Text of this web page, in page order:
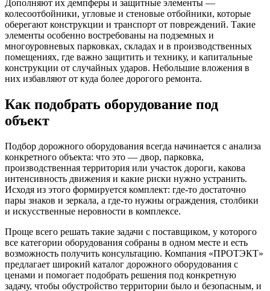
Дополняют их демпферы и защитные элементы —
колесоотбойники, угловые и стеновые отбойники, которые
оберегают конструкции и транспорт от повреждений. Такие
элементы особенно востребованы на подземных и
многоуровневых парковках, складах и в производственных
помещениях, где важно защитить и технику, и капитальные
конструкции от случайных ударов. Небольшие вложения в
них избавляют от куда более дорогого ремонта.
Как подобрать оборудование под
объект
Подбор дорожного оборудования всегда начинается с анализа
конкретного объекта: что это — двор, парковка,
производственная территория или участок дороги, какова
интенсивность движения и какие риски нужно устранить.
Исходя из этого формируется комплект: где-то достаточно
пары знаков и зеркала, а где-то нужны ограждения, столбики
и искусственные неровности в комплексе.
Проще всего решать такие задачи с поставщиком, у которого
все категории оборудования собраны в одном месте и есть
возможность получить консультацию. Компания «ПРОТЭКТ»
предлагает широкий каталог дорожного оборудования с
ценами и помогает подобрать решения под конкретную
задачу, чтобы обустройство территории было и безопасным, и